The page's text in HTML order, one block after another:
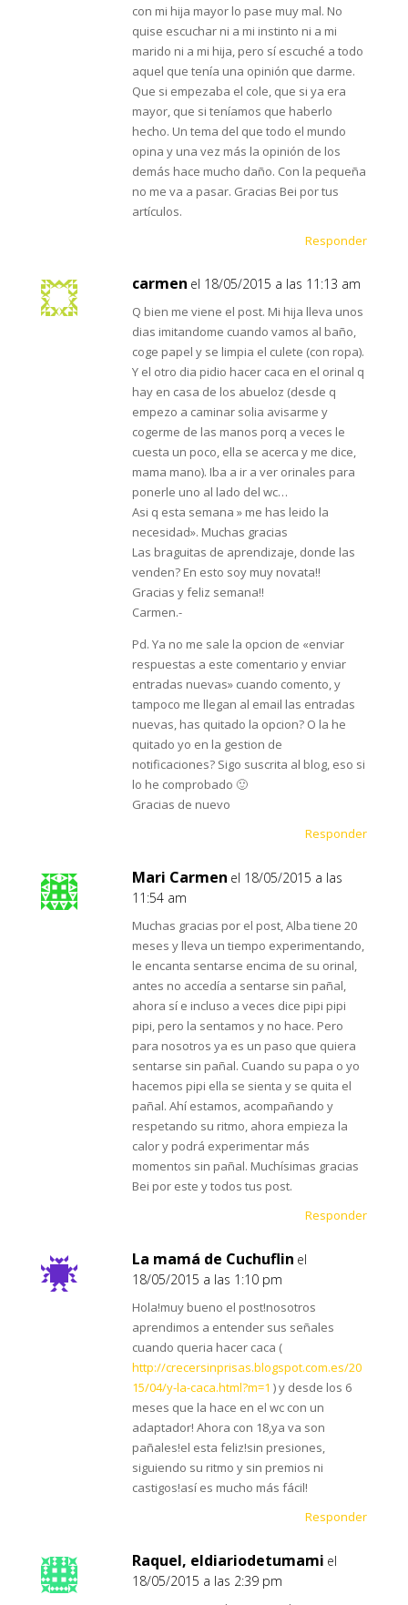
con mi hija mayor lo pase muy mal. No
quise escuchar ni a mi instinto ni a mi
marido ni a mi hija, pero sí escuché a todo
aquel que tenía una opinión que darme.
Que si empezaba el cole, que si ya era
mayor, que si teníamos que haberlo
hecho. Un tema del que todo el mundo
opina y una vez más la opinión de los
demás hace mucho daño. Con la pequeña
no me va a pasar. Gracias Bei por tus
artículos.
Responder
carmen el 18/05/2015 a las 11:13 am
Q bien me viene el post. Mi hija lleva unos
dias imitandome cuando vamos al baño,
coge papel y se limpia el culete (con ropa).
Y el otro dia pidio hacer caca en el orinal q
hay en casa de los abueloz (desde q
empezo a caminar solia avisarme y
cogerme de las manos porq a veces le
cuesta un poco, ella se acerca y me dice,
mama mano). Iba a ir a ver orinales para
ponerle uno al lado del wc…
Asi q esta semana » me has leido la
necesidad». Muchas gracias
Las braguitas de aprendizaje, donde las
venden? En esto soy muy novata!!
Gracias y feliz semana!!
Carmen.-
Pd. Ya no me sale la opcion de «enviar
respuestas a este comentario y enviar
entradas nuevas» cuando comento, y
tampoco me llegan al email las entradas
nuevas, has quitado la opcion? O la he
quitado yo en la gestion de
notificaciones? Sigo suscrita al blog, eso si
lo he comprobado 🙂
Gracias de nuevo
Responder
Mari Carmen el 18/05/2015 a las
11:54 am
Muchas gracias por el post, Alba tiene 20
meses y lleva un tiempo experimentando,
le encanta sentarse encima de su orinal,
antes no accedía a sentarse sin pañal,
ahora sí e incluso a veces dice pipi pipi
pipi, pero la sentamos y no hace. Pero
para nosotros ya es un paso que quiera
sentarse sin pañal. Cuando su papa o yo
hacemos pipi ella se sienta y se quita el
pañal. Ahí estamos, acompañando y
respetando su ritmo, ahora empieza la
calor y podrá experimentar más
momentos sin pañal. Muchísimas gracias
Bei por este y todos tus post.
Responder
La mamá de Cuchuflin el
18/05/2015 a las 1:10 pm
Hola!muy bueno el post!nosotros
aprendimos a entender sus señales
cuando queria hacer caca (
http://crecersinprisas.blogspot.com.es/20
15/04/y-la-caca.html?m=1 ) y desde los 6
meses que la hace en el wc con un
adaptador! Ahora con 18,ya va son
pañales!el esta feliz!sin presiones,
siguiendo su ritmo y sin premios ni
castigos!así es mucho más fácil!
Responder
Raquel, eldiariodetumami el
18/05/2015 a las 2:39 pm